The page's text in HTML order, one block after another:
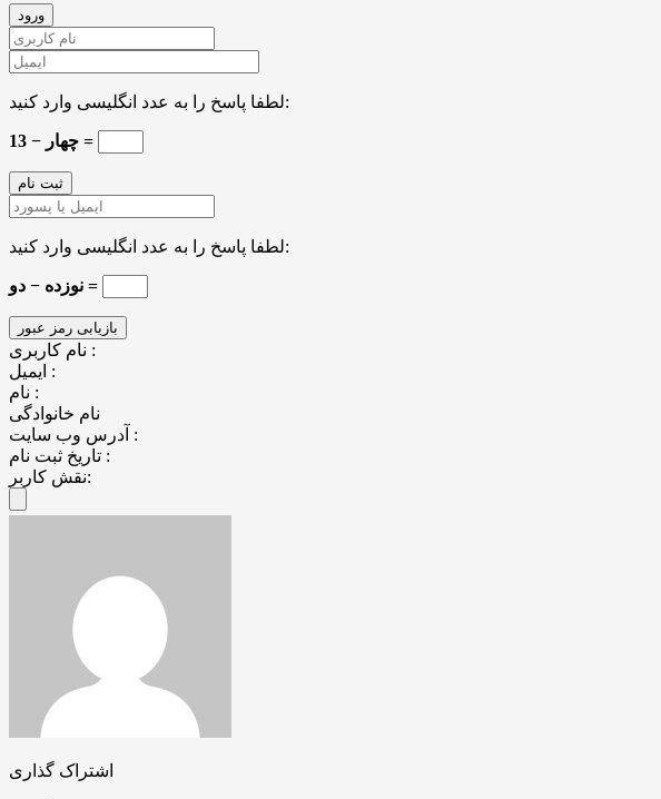
لطفا پاسخ را به عدد انگلیسی وارد کنید:
13 − چهار =
لطفا پاسخ را به عدد انگلیسی وارد کنید:
نوزده − دو =
نام کاربری :
ایمیل :
نام :
نام خانوادگی
آدرس وب سایت :
تاریخ ثبت نام :
نقش کاربر:
اشتراک گذاری